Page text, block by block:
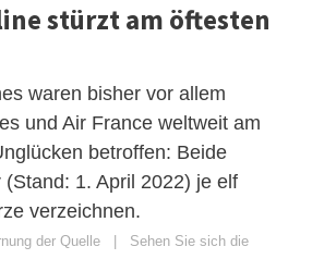
stürzt am öftesten
waren bisher vor allem
und Air France weltweit am
betroffen: Beide
(Stand: 1. April 2022) je elf
verzeichnen.
der Quelle | Sehen Sie sich die